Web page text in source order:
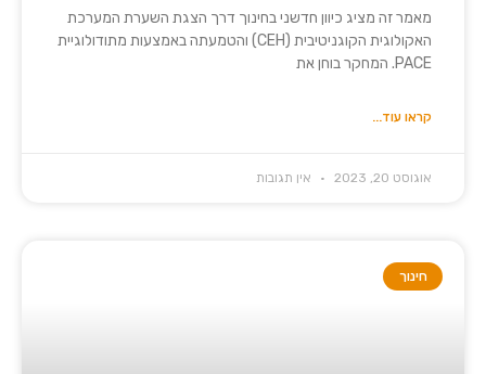
מאמר זה מציג כיוון חדשני בחינוך דרך הצגת השערת המערכת
האקולוגית הקוגניטיבית (CEH) והטמעתה באמצעות מתודולוגיית
PACE. המחקר בוחן את
קראו עוד...
אוגוסט 20, 2023 אין תגובות
חינוך